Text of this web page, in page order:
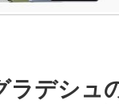
ラデシュ